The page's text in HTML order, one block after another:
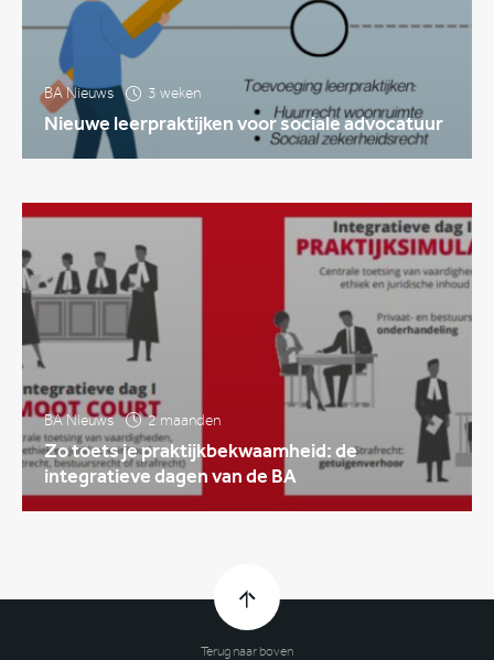
BA Nieuws 3 weken
Nieuwe leerpraktijken voor sociale advocatuur
BA Nieuws 2 maanden
Zo toets je praktijkbekwaamheid: de
integratieve dagen van de BA
Terug naar boven